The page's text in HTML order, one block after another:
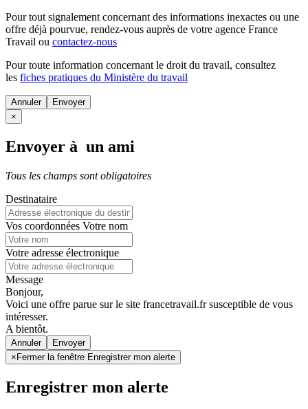
Pour tout signalement concernant des informations inexactes ou une
offre déjà pourvue, rendez-vous auprès de votre agence France
Travail ou contactez-nous
Pour toute information concernant le droit du travail, consultez
les fiches pratiques du Ministère du travail
Annuler
×
Envoyer à un ami
Tous les champs sont obligatoires
Destinataire
Vos coordonnées Votre nom
Votre adresse électronique
Message
Bonjour,
Voici une offre parue sur le site francetravail.fr susceptible de vous
intéresser.
A bientôt.
Annuler
× Fermer la fenêtre Enregistrer mon alerte
Enregistrer mon alerte